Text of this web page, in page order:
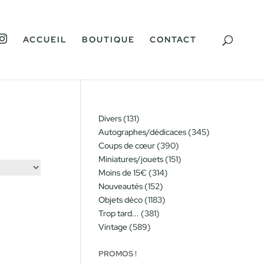
G
ACCUEIL BOUTIQUE CONTACT
Divers 131131
produits
Autographes/dédicaces 345345
Coups de cœur 390390
produits
Miniatures/jouets 151151
Moins de 15€ 314314
Nouveautés 152152
produits
Objets déco 11831183
Trop tard... 381381
Vintage 589589
PROMOS !